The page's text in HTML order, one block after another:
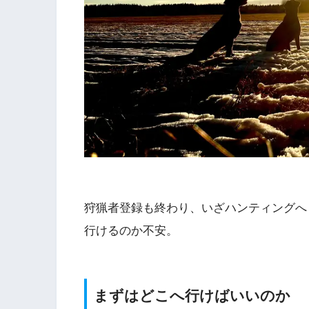
狩猟者登録も終わり、いざハンティング
行けるのか不安。
まずはどこへ行けばいいのか